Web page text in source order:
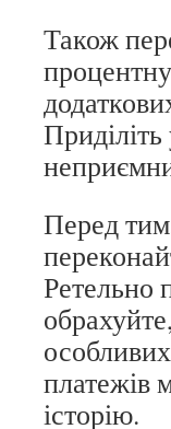
Також
Перед
Ретельно
платежів
історію.